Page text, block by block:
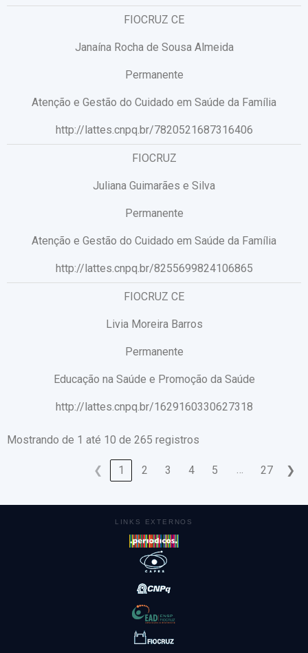
FIOCRUZ CE
Janaína Rocha de Sousa Almeida
Permanente
Atenção e Gestão do Cuidado em Saúde da Família
http://lattes.cnpq.br/7820521687316406
FIOCRUZ
Juliana Guimarães e Silva
Permanente
Atenção e Gestão do Cuidado em Saúde da Família
http://lattes.cnpq.br/8255699824106865
FIOCRUZ CE
Livia Moreira Barros
Permanente
Educação na Saúde e Promoção da Saúde
http://lattes.cnpq.br/1629160330627318
Mostrando de 1 até 10 de 265 registros
❮ 1 2 3 4 5 … 27 ❯
LINKS EXTERNOS